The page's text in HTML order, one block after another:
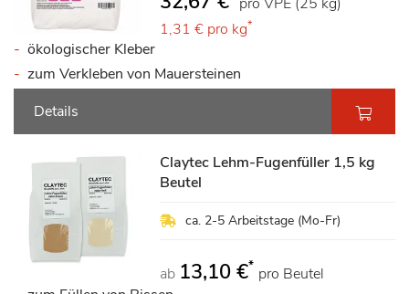
pro VPE (25 kg)
1,31 € pro kg*
ökologischer Kleber
zum Verkleben von Mauersteinen
Details
Claytec Lehm-Fugenfüller 1,5 kg
Beutel
ca. 2-5 Arbeitstage (Mo-Fr)
ab 13,10 €* pro Beutel